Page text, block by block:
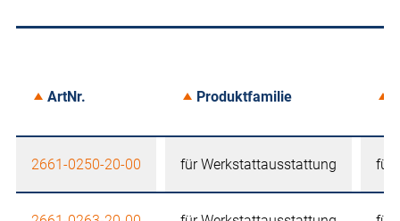
ArtNr. Produktfamilie
2661-0250-20-00 für Werkstattausstattung für